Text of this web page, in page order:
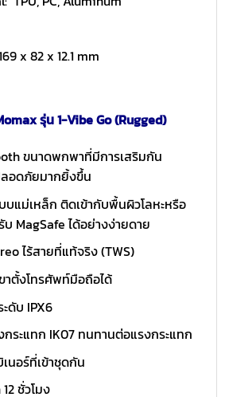
x 82 x 12.1 mm
รุ่น 1-Vibe Go (Rugged)
ขนาดพกพาที่มีการเสริมกัน
อดภัยมากยิ้งขึ้น
แม่เหล็ก ติดเข้ากับพื้นผิวโลหะหรือ
MagSafe ได้อย่างง่ายดาย
ไร้สายที่แท้จริง (TWS)
าตั้งโทรศัพท์มือถือได้
ดับ IPX6
ระแทก IK07 ทนทานต่อแรงกระแทก
นอร์ที่เข้าชุดกัน
ชั่วโมง